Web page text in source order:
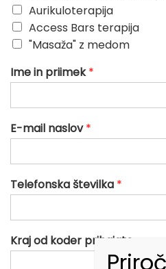
Aurikuloterapija
Access Bars terapija
"Masaža" z medom
Ime in priimek*
E-mail naslov*
Telefonska številka *
Kraj od koder prihajate